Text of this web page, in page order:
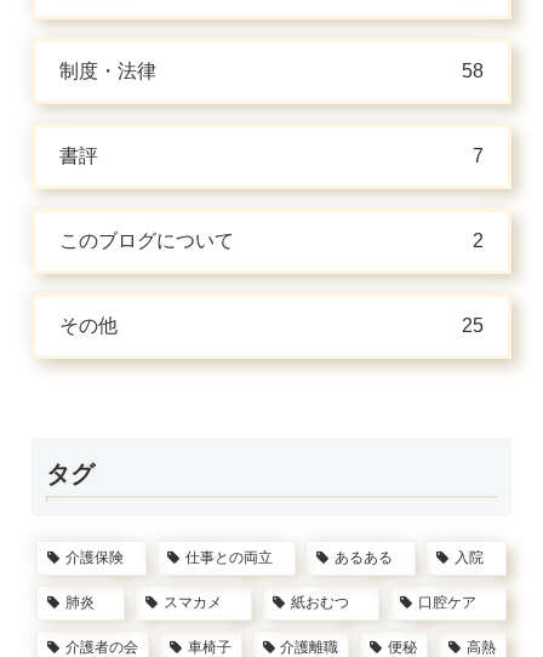
制度・法律 58
書評 7
このブログについて 2
その他 25
タグ
介護保険 仕事との両立 あるある 入院
肺炎 スマカメ 紙おむつ 口腔ケア
介護者の会 車椅子 介護離職 便秘 高熱